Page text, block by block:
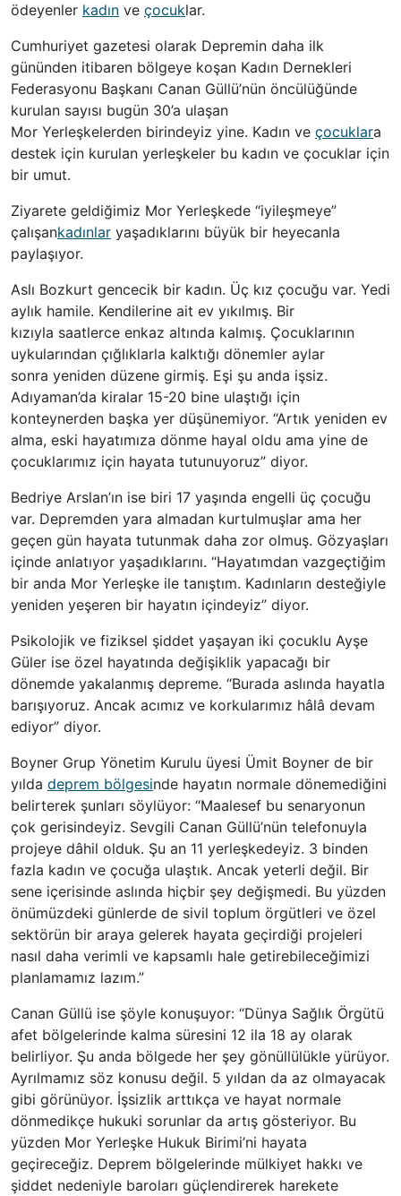
ödeyenler kadın ve çocuklar.
Cumhuriyet gazetesi olarak Depremin daha ilk
gününden itibaren bölgeye koşan Kadın Dernekleri
Federasyonu Başkanı Canan Güllü’nün öncülüğünde
kurulan sayısı bugün 30’a ulaşan
Mor Yerleşkelerden birindeyiz yine. Kadın ve çocuklara
destek için kurulan yerleşkeler bu kadın ve çocuklar için
bir umut.
Ziyarete geldiğimiz Mor Yerleşkede “iyileşmeye”
çalışankadınlar yaşadıklarını büyük bir heyecanla
paylaşıyor.
Aslı Bozkurt gencecik bir kadın. Üç kız çocuğu var. Yedi
aylık hamile. Kendilerine ait ev yıkılmış. Bir
kızıyla saatlerce enkaz altında kalmış. Çocuklarının
uykularından çığlıklarla kalktığı dönemler aylar
sonra yeniden düzene girmiş. Eşi şu anda işsiz.
Adıyaman’da kiralar 15-20 bine ulaştığı için
konteynerden başka yer düşünemiyor. “Artık yeniden ev
alma, eski hayatımıza dönme hayal oldu ama yine de
çocuklarımız için hayata tutunuyoruz” diyor.
Bedriye Arslan’ın ise biri 17 yaşında engelli üç çocuğu
var. Depremden yara almadan kurtulmuşlar ama her
geçen gün hayata tutunmak daha zor olmuş. Gözyaşları
içinde anlatıyor yaşadıklarını. “Hayatımdan vazgeçtiğim
bir anda Mor Yerleşke ile tanıştım. Kadınların desteğiyle
yeniden yeşeren bir hayatın içindeyiz” diyor.
Psikolojik ve fiziksel şiddet yaşayan iki çocuklu Ayşe
Güler ise özel hayatında değişiklik yapacağı bir
dönemde yakalanmış depreme. “Burada aslında hayatla
barışıyoruz. Ancak acımız ve korkularımız hâlâ devam
ediyor” diyor.
Boyner Grup Yönetim Kurulu üyesi Ümit Boyner de bir
yılda deprem bölgesinde hayatın normale dönemediğini
belirterek şunları söylüyor: “Maalesef bu senaryonun
çok gerisindeyiz. Sevgili Canan Güllü’nün telefonuyla
projeye dâhil olduk. Şu an 11 yerleşkedeyiz. 3 binden
fazla kadın ve çocuğa ulaştık. Ancak yeterli değil. Bir
sene içerisinde aslında hiçbir şey değişmedi. Bu yüzden
önümüzdeki günlerde de sivil toplum örgütleri ve özel
sektörün bir araya gelerek hayata geçirdiği projeleri
nasıl daha verimli ve kapsamlı hale getirebileceğimizi
planlamamız lazım.”
Canan Güllü ise şöyle konuşuyor: “Dünya Sağlık Örgütü
afet bölgelerinde kalma süresini 12 ila 18 ay olarak
belirliyor. Şu anda bölgede her şey gönüllülükle yürüyor.
Ayrılmamız söz konusu değil. 5 yıldan da az olmayacak
gibi görünüyor. İşsizlik arttıkça ve hayat normale
dönmedikçe hukuki sorunlar da artış gösteriyor. Bu
yüzden Mor Yerleşke Hukuk Birimi’ni hayata
geçireceğiz. Deprem bölgelerinde mülkiyet hakkı ve
şiddet nedeniyle baroları güçlendirerek harekete